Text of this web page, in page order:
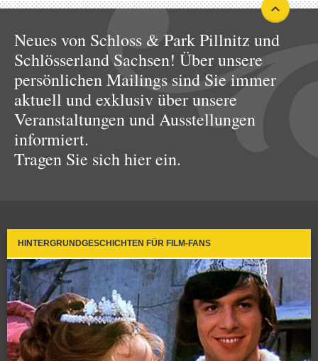
Neues von Schloss & Park Pillnitz und
Schlösserland Sachsen! Über unsere
persönlichen Mailings sind Sie immer
aktuell und exklusiv über unsere
Veranstaltungen und Ausstellungen
informiert.
Tragen Sie sich hier ein.
HINTERGRUNDGESCHICHTEN FÜR FILM-FANS